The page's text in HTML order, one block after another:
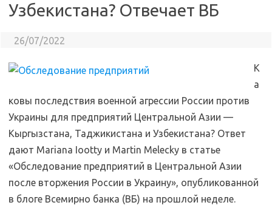
Узбекистана? Отвечает ВБ
26/07/2022
К
а
ковы последствия военной агрессии России против
Украины для предприятий Центральной Азии —
Кыргызстана, Таджикистана и Узбекистана? Ответ
дают Mariana Iootty и Martin Melecky в статье
«Обследование предприятий в Центральной Азии
после вторжения России в Украину», опубликованной
в блоге Всемирно банка (ВБ) на прошлой неделе.